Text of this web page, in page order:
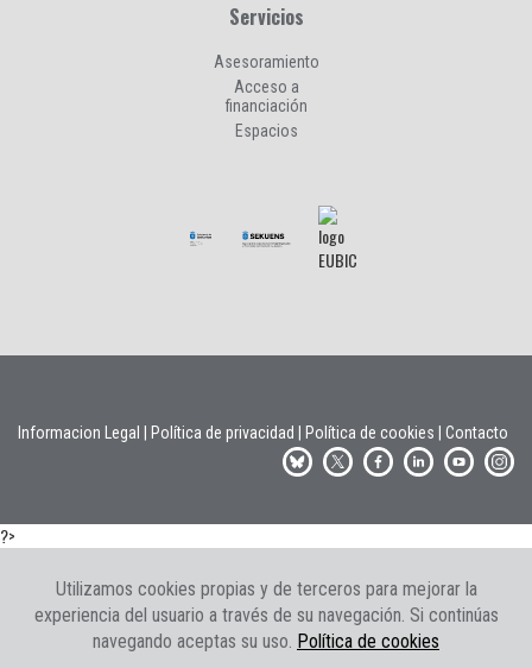
Servicios
Asesoramiento
Acceso a
financiación
Espacios
Informacion Legal | Política de privacidad | Política de cookies | Contacto
?>
Utilizamos cookies propias y de terceros para mejorar la
experiencia del usuario a través de su navegación. Si continúas
navegando aceptas su uso. Política de cookies